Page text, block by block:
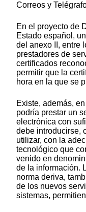
Correos y
En el proyecto de
Estado español,
del anexo II, entre
prestadores de
certificados
permitir que la
hora en la que se
Existe, además,
podría prestar un
electrónica con
debe introducirse,
utilizar, con la
tecnológico que
venido en
de la información.
norma deriva,
de los nuevos
sistemas,